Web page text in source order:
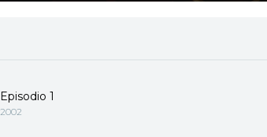
Episodio 1
2002